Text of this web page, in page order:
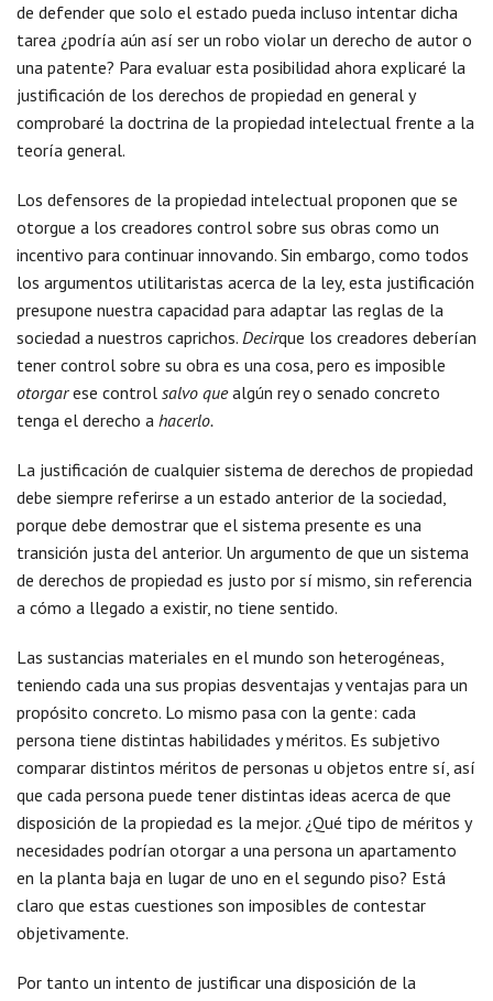
de defender que solo el estado pueda incluso intentar dicha
tarea ¿podría aún así ser un robo violar un derecho de autor o
una patente? Para evaluar esta posibilidad ahora explicaré la
justificación de los derechos de propiedad en general y
comprobaré la doctrina de la propiedad intelectual frente a la
teoría general.
Los defensores de la propiedad intelectual proponen que se
otorgue a los creadores control sobre sus obras como un
incentivo para continuar innovando. Sin embargo, como todos
los argumentos utilitaristas acerca de la ley, esta justificación
presupone nuestra capacidad para adaptar las reglas de la
sociedad a nuestros caprichos. Decirque los creadores deberían
tener control sobre su obra es una cosa, pero es imposible
otorgarese control salvo quealgún rey o senado concreto
tenga el derecho a hacerlo.
La justificación de cualquier sistema de derechos de propiedad
debe siempre referirse a un estado anterior de la sociedad,
porque debe demostrar que el sistema presente es una
transición justa del anterior. Un argumento de que un sistema
de derechos de propiedad es justo por sí mismo, sin referencia
a cómo a llegado a existir, no tiene sentido.
Las sustancias materiales en el mundo son heterogéneas,
teniendo cada una sus propias desventajas y ventajas para un
propósito concreto. Lo mismo pasa con la gente: cada
persona tiene distintas habilidades y méritos. Es subjetivo
comparar distintos méritos de personas u objetos entre sí, así
que cada persona puede tener distintas ideas acerca de que
disposición de la propiedad es la mejor. ¿Qué tipo de méritos y
necesidades podrían otorgar a una persona un apartamento
en la planta baja en lugar de uno en el segundo piso? Está
claro que estas cuestiones son imposibles de contestar
objetivamente.
Por tanto un intento de justificar una disposición de la